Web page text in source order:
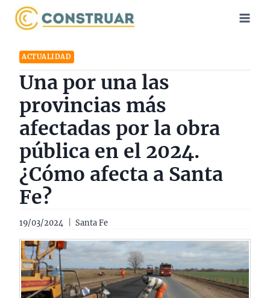
Saltar
ACTUALIDAD
Una por una las
provincias más
afectadas por la obra
pública en el 2024.
¿Cómo afecta a Santa
Fe?
19/03/2024 Santa Fe